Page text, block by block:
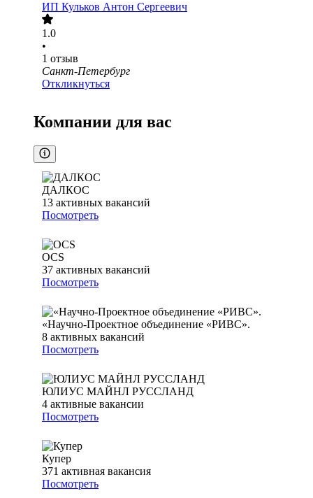
ИП Кульков Антон Сергеевич
1.0
•
1 отзыв
Санкт-Петербург
Откликнуться
Компании для вас
ДАЛКОС
13 активных вакансий
Посмотреть
OCS
37 активных вакансий
Посмотреть
«Научно-Проектное объединение «РИВС».
8 активных вакансий
Посмотреть
ЮЛИУС МАЙНЛ РУССЛАНД
4 активные вакансии
Посмотреть
Купер
371 активная вакансия
Посмотреть